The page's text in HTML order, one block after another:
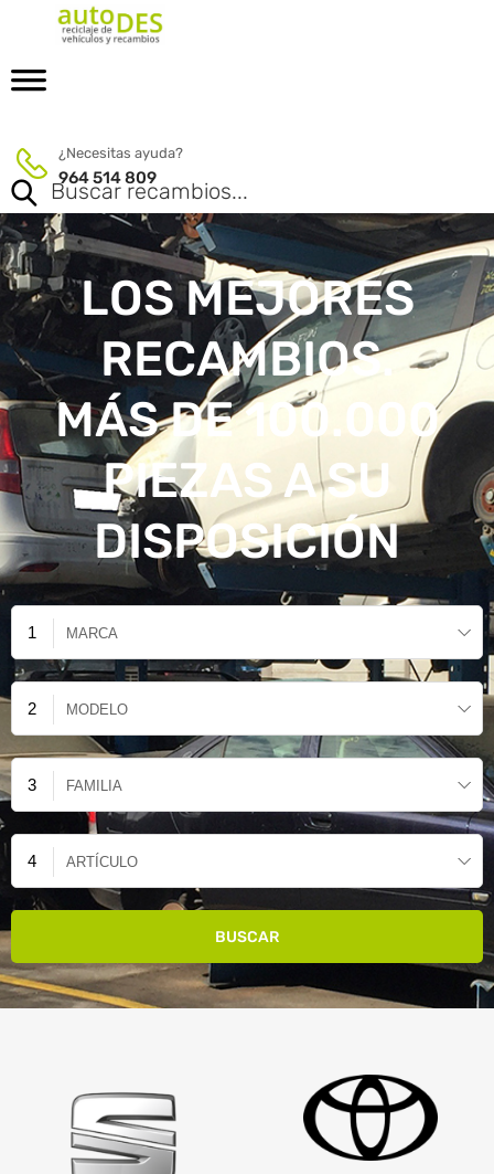
¿Necesitas ayuda?
964 514 809
LOS MEJORES
RECAMBIOS.
MÁS DE 100.000
PIEZAS A SU
DISPOSICIÓN
MARCA
MODELO
FAMILIA
ARTÍCULO